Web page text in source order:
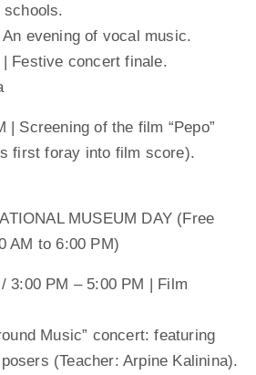
evening of vocal music.
Festive concert finale.
| Screening of the film “Pepo”
first foray into film score).
MUSEUM DAY (Free
AM to 6:00 PM)
3:00 PM – 5:00 PM | Film
Music” concert: featuring
(Teacher: Arpine Kalinina).